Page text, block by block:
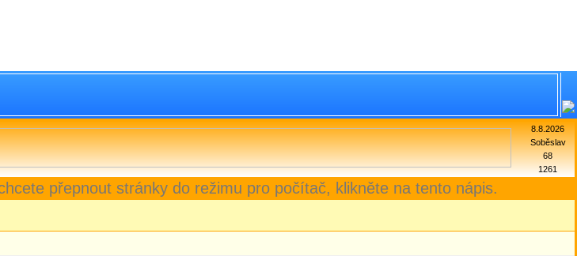
8.8.2026
Soběslav
68
1261
přepnout stránky do režimu pro počítač, klikněte na tento nápis.